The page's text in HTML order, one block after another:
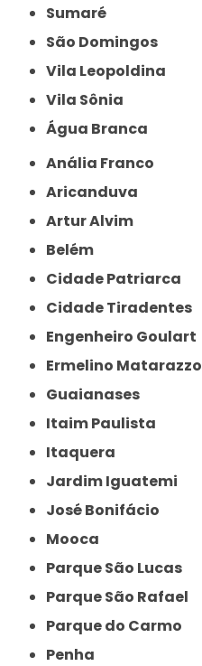
Sumaré
São Domingos
Vila Leopoldina
Vila Sônia
Água Branca
Anália Franco
Aricanduva
Artur Alvim
Belém
Cidade Patriarca
Cidade Tiradentes
Engenheiro Goulart
Ermelino Matarazzo
Guaianases
Itaim Paulista
Itaquera
Jardim Iguatemi
José Bonifácio
Mooca
Parque São Lucas
Parque São Rafael
Parque do Carmo
Penha